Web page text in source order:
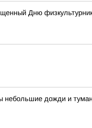
Дню
небольшие дожди и